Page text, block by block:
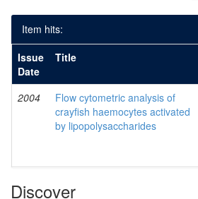
Item hits:
Issue
Date
Title
2004
Flow cytometric analysis of
crayfish haemocytes activated
by lipopolysaccharides
Discover